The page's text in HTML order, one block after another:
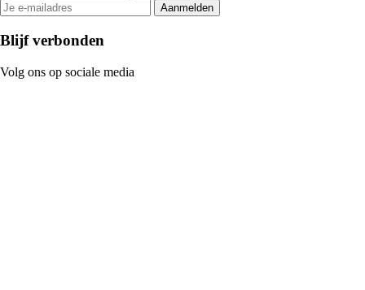
Aanmelden
Blijf verbonden
Volg ons op sociale media